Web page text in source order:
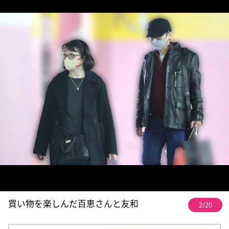
買い物を楽しんだ百恵さんと友和 2/20